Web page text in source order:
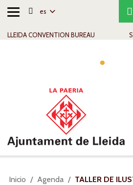
Alternar
es
LLEIDA CONVENTION BUREAU
Usted
Inicio Agenda
TALLER DE